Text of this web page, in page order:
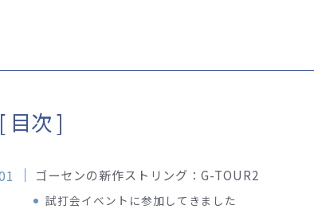
[ 目次 ]
ゴーセンの新作ストリング：G-TOUR2
試打会イベントに参加してきました